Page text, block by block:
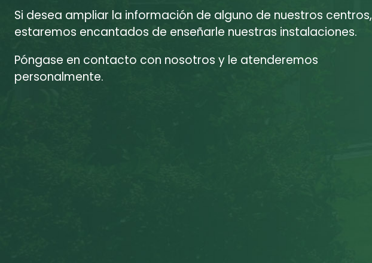
Si desea ampliar la información de alguno de nuestros centros,
estaremos encantados de enseñarle nuestras instalaciones.
Póngase en contacto con nosotros y le atenderemos
personalmente.